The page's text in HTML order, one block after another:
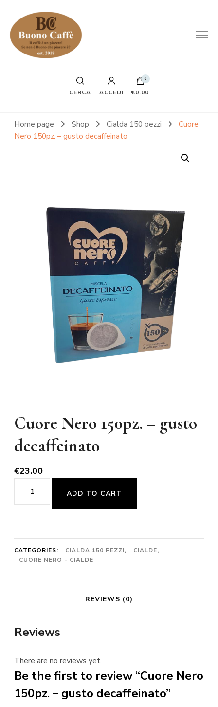
CERCA ACCEDI
0
€0.00
Home page Shop Cialda 150 pezzi
Cuore
Nero 150pz. – gusto decaffeinato
Cuore Nero 150pz. – gusto
decaffeinato
€23.00
Cuore
Nero
gusto
decaffeinato
ADD TO CART
CATEGORIES: CIALDA 150 PEZZI, CIALDE,
CUORE NERO - CIALDE
REVIEWS (0)
Reviews
There are no reviews yet.
Be the first to review “Cuore Nero
150pz. – gusto decaffeinato”